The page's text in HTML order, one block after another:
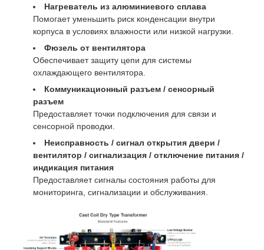
Нагреватель из алюминиевого сплава
Помогает уменьшить риск конденсации внутри
корпуса в условиях влажности или низкой нагрузки.
Фюзель от вентилятора
Обеспечивает защиту цепи для системы
охлаждающего вентилятора.
Коммуникационный разъем / сенсорный
разъем
Предоставляет точки подключения для связи и
сенсорной проводки.
Неисправность / сигнал открытия двери /
вентилятор / сигнализация / отключение питания /
индикация питания
Предоставляет сигналы состояния работы для
мониторинга, сигнализации и обслуживания.